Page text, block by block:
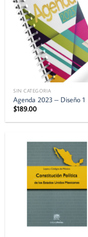
SIN CATEGORIA
Agenda 2023 – Diseño 1
$189.00